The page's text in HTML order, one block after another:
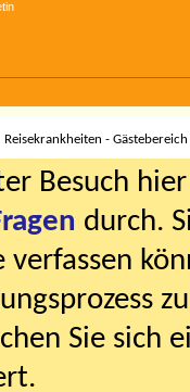
Reisekrankheiten - Gästebereich
Besuch
durch.
verfassen
Sie sich